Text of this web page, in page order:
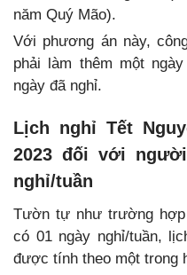
năm Quý Mão).
Với phương án này,
phải làm thêm một
ngày đã nghỉ.
Lịch nghỉ Tết
2023 đối với
nghỉ/tuần
Tườn tự như trường
có 01 ngày nghỉ/tuần,
được tính theo một trong